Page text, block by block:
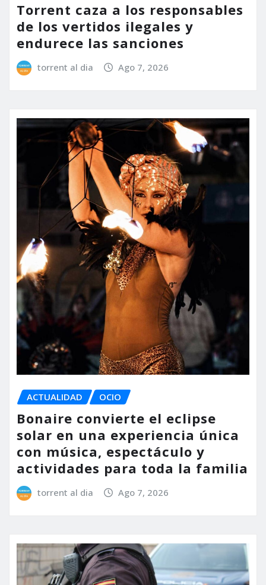
Torrent caza a los responsables
de los vertidos ilegales y
endurece las sanciones
torrent al dia Ago 7, 2026
ACTUALIDAD OCIO
Bonaire convierte el eclipse
solar en una experiencia única
con música, espectáculo y
actividades para toda la familia
torrent al dia Ago 7, 2026